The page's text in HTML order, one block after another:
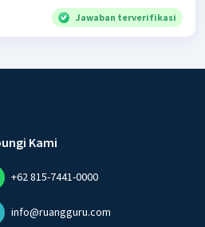
Jawaban terverifikasi
Kami
+62 815-7441-0000
info@ruangguru.com